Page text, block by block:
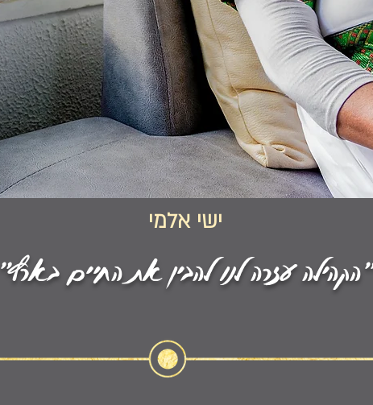
ישי אלמי
"הקהילה עזרה לנו להבין את החיים בארץ"